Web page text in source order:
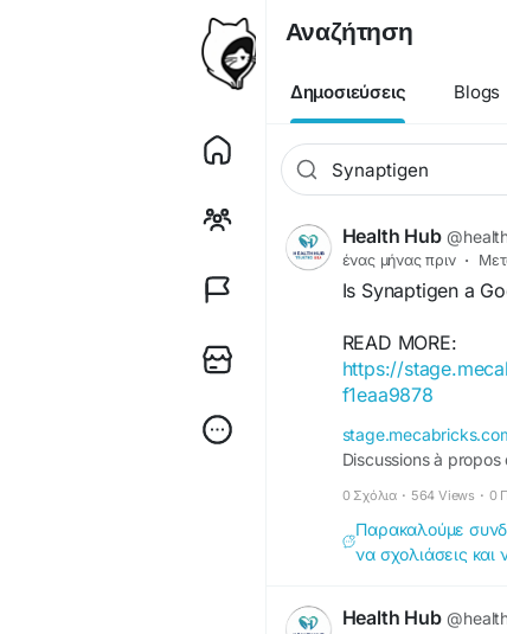
Αναζήτηση
Δημοσιεύσεις Blogs
Health Hub
ένας μήνας πριν ·
Is Synaptigen a
READ MORE:
https://
f1eaa9878
Discussions à
0 Σχόλια · 564 Views · 0
Παρακαλούμε
να σχολιάσεις και
Health Hub